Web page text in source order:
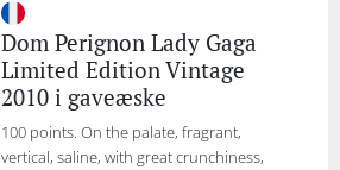
Dom Perignon Lady Gaga
Limited Edition Vintage
2010 i gaveæske
100 points. On the palate, fragrant,
vertical, saline, with great crunchiness,